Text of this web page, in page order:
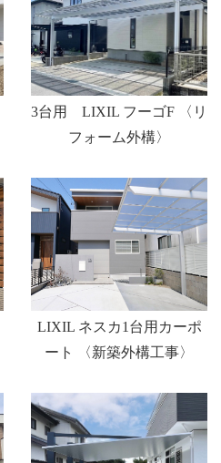
3台用 LIXIL フーゴF 〈リ
フォーム外構〉
LIXIL ネスカ1台用カーポ
ート 〈新築外構工事〉